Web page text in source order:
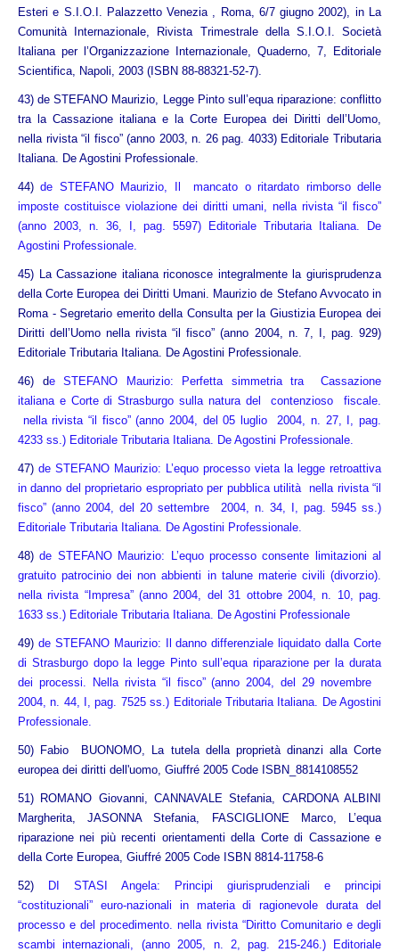
Esteri e S.I.O.I. Palazzetto Venezia , Roma, 6/7 giugno 2002), in La
Comunità Internazionale, Rivista Trimestrale della S.I.O.I. Società
Italiana per l’Organizzazione Internazionale, Quaderno, 7, Editoriale
Scientifica, Napoli, 2003 (ISBN 88-88321-52-7).
43)de STEFANO Maurizio, Legge Pinto sull’equa riparazione: conflitto
tra la Cassazione italiana e la Corte Europea dei Diritti dell’Uomo,
nella rivista “il fisco” (anno 2003, n. 26 pag. 4033) Editoriale Tributaria
Italiana. De Agostini Professionale.
44) de STEFANO Maurizio, Il mancato o ritardato rimborso delle
imposte costituisce violazione dei diritti umani, nella rivista “il fisco”
(anno 2003, n. 36, I, pag. 5597) Editoriale Tributaria Italiana. De
Agostini Professionale.
45) La Cassazione italiana riconosce integralmente la giurisprudenza
della Corte Europea dei Diritti Umani. Maurizio de Stefano Avvocato in
Roma - Segretario emerito della Consulta per la Giustizia Europea dei
Diritti dell’Uomo nella rivista “il fisco” (anno 2004, n. 7, I, pag. 929)
Editoriale Tributaria Italiana. De Agostini Professionale.
46) de STEFANO Maurizio: Perfetta simmetria tra Cassazione
italiana e Corte di Strasburgo sulla natura del contenzioso fiscale.
nella rivista “il fisco” (anno 2004, del 05 luglio 2004, n. 27, I, pag.
4233 ss.) Editoriale Tributaria Italiana. De Agostini Professionale.
47) de STEFANO Maurizio: L’equo processo vieta la legge retroattiva
in danno del proprietario espropriato per pubblica utilità nella rivista “il
fisco” (anno 2004, del 20 settembre 2004, n. 34, I, pag. 5945 ss.)
Editoriale Tributaria Italiana. De Agostini Professionale.
48)de STEFANO Maurizio: L’equo processo consente limitazioni al
gratuito patrocinio dei non abbienti in talune materie civili (divorzio).
nella rivista “Impresa” (anno 2004, del 31 ottobre 2004, n. 10, pag.
1633 ss.) Editoriale Tributaria Italiana. De Agostini Professionale
49) de STEFANO Maurizio: Il danno differenziale liquidato dalla Corte
di Strasburgo dopo la legge Pinto sull’equa riparazione per la durata
dei processi. Nella rivista “il fisco” (anno 2004, del 29 novembre
2004, n. 44, I, pag. 7525 ss.) Editoriale Tributaria Italiana. De Agostini
Professionale.
50) Fabio BUONOMO, La tutela della proprietà dinanzi alla Corte
europea dei diritti dell'uomo, Giuffré 2005 Code ISBN_8814108552
51) ROMANO Giovanni, CANNAVALE Stefania, CARDONA ALBINI
Margherita, JASONNA Stefania, FASCIGLIONE Marco, L’equa
riparazione nei più recenti orientamenti della Corte di Cassazione e
della Corte Europea, Giuffré 2005 Code ISBN 8814-11758-6
52)
DI STASI Angela: Principi giurisprudenziali e principi
“costituzionali” euro-nazionali in materia di ragionevole durata del
processo e del procedimento. nella rivista “Diritto Comunitario e degli
scambi internazionali, (anno 2005, n. 2, pag. 215-246.) Editoriale